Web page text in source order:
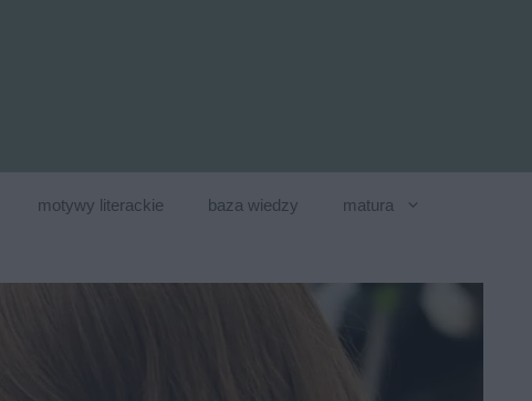
motywy literackie baza wiedzy matura